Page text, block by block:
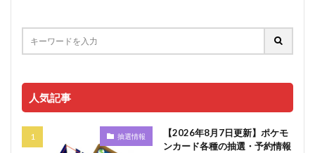
人気記事
抽選情報
【2026年8月7日更新】ポケモ
ンカード各種の抽選・予約情報